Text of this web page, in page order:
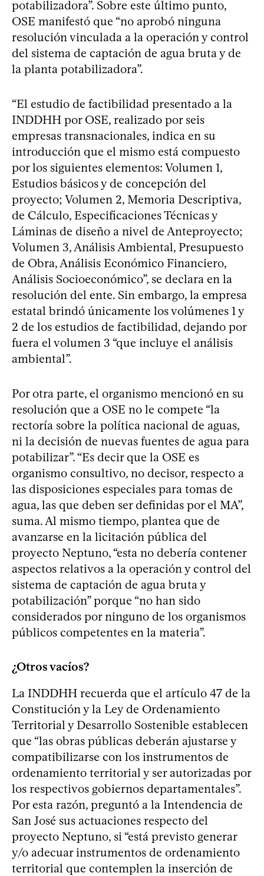
potabilizadora”. Sobre este último punto,
OSE manifestó que “no aprobó ninguna
resolución vinculada a la operación y control
del sistema de captación de agua bruta y de
la planta potabilizadora”.
“El estudio de factibilidad presentado a la
INDDHH por OSE, realizado por seis
empresas transnacionales, indica en su
introducción que el mismo está compuesto
por los siguientes elementos: Volumen 1,
Estudios básicos y de concepción del
proyecto; Volumen 2, Memoria Descriptiva,
de Cálculo, Especificaciones Técnicas y
Láminas de diseño a nivel de Anteproyecto;
Volumen 3, Análisis Ambiental, Presupuesto
de Obra, Análisis Económico Financiero,
Análisis Socioeconómico”, se declara en la
resolución del ente. Sin embargo, la empresa
estatal brindó únicamente los volúmenes 1 y
2 de los estudios de factibilidad, dejando por
fuera el volumen 3 “que incluye el análisis
ambiental”.
Por otra parte, el organismo mencionó en su
resolución que a OSE no le compete “la
rectoría sobre la política nacional de aguas,
ni la decisión de nuevas fuentes de agua para
potabilizar”. “Es decir que la OSE es
organismo consultivo, no decisor, respecto a
las disposiciones especiales para tomas de
agua, las que deben ser definidas por el MA”,
suma. Al mismo tiempo, plantea que de
avanzarse en la licitación pública del
proyecto Neptuno, “esta no debería contener
aspectos relativos a la operación y control del
sistema de captación de agua bruta y
potabilización” porque “no han sido
considerados por ninguno de los organismos
públicos competentes en la materia”.
¿Otros vacíos?
La INDDHH recuerda que el artículo 47 de la
Constitución y la Ley de Ordenamiento
Territorial y Desarrollo Sostenible establecen
que “las obras públicas deberán ajustarse y
compatibilizarse con los instrumentos de
ordenamiento territorial y ser autorizadas por
los respectivos gobiernos departamentales”.
Por esta razón, preguntó a la Intendencia de
San José sus actuaciones respecto del
proyecto Neptuno, si “está previsto generar
y/o adecuar instrumentos de ordenamiento
territorial que contemplen la inserción de